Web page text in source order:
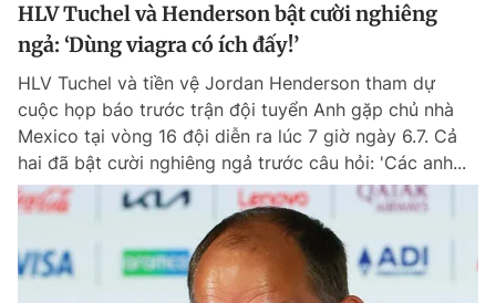
HLV Tuchel và Henderson bật cười nghiêng
ngả: ‘Dùng viagra có ích đấy!’
HLV Tuchel và tiền vệ Jordan Henderson tham dự
cuộc họp báo trước trận đội tuyển Anh gặp chủ nhà
Mexico tại vòng 16 đội diễn ra lúc 7 giờ ngày 6.7. Cả
hai đã bật cười nghiêng ngả trước câu hỏi: 'Các anh...